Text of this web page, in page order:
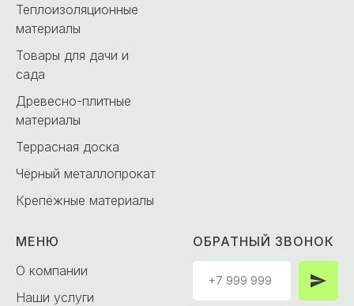
Теплоизоляционные
материалы
Товары для дачи и
сада
Древесно-плитные
материалы
Террасная доска
Чёрный металлопрокат
Крепёжные материалы
МЕНЮ
О компании
Наши услуги
ОБРАТНЫЙ ЗВОНОК